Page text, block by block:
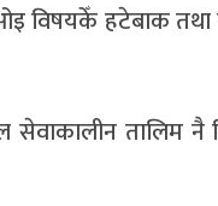
विषयकेँ हटेबाक तथा
सेवाकालीन